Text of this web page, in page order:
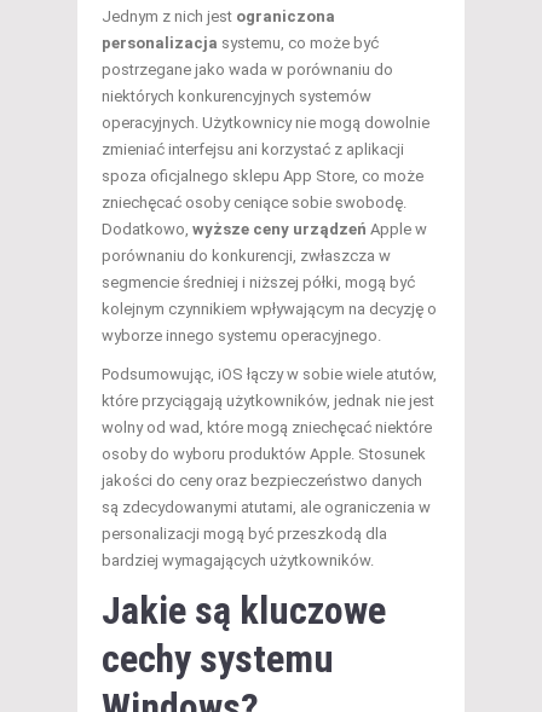
Jednym z nich jest ograniczona
personalizacja systemu, co może być
postrzegane jako wada w porównaniu do
niektórych konkurencyjnych systemów
operacyjnych. Użytkownicy nie mogą dowolnie
zmieniać interfejsu ani korzystać z aplikacji
spoza oficjalnego sklepu App Store, co może
zniechęcać osoby ceniące sobie swobodę.
Dodatkowo, wyższe ceny urządzeń Apple w
porównaniu do konkurencji, zwłaszcza w
segmencie średniej i niższej półki, mogą być
kolejnym czynnikiem wpływającym na decyzję o
wyborze innego systemu operacyjnego.
Podsumowując, iOS łączy w sobie wiele atutów,
które przyciągają użytkowników, jednak nie jest
wolny od wad, które mogą zniechęcać niektóre
osoby do wyboru produktów Apple. Stosunek
jakości do ceny oraz bezpieczeństwo danych
są zdecydowanymi atutami, ale ograniczenia w
personalizacji mogą być przeszkodą dla
bardziej wymagających użytkowników.
Jakie są kluczowe
cechy systemu